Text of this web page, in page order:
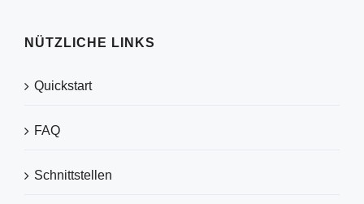
NÜTZLICHE LINKS
Quickstart
FAQ
Schnittstellen